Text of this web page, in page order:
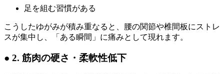
足を組む習慣がある
こうしたゆがみが積み重なると、腰の関節や椎間板にストレ
スが集中し、「ある瞬間」に痛みとして現れます。
● 2. 筋肉の硬さ・柔軟性低下